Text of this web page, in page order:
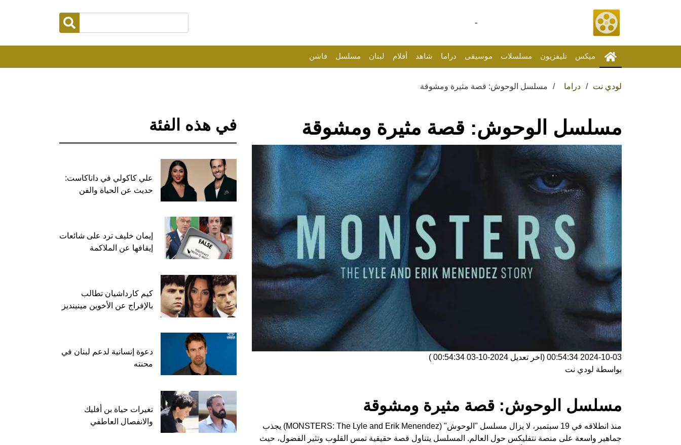
-
ميكس تليفزيون مسلسلات موسيقى دراما شاهد أفلام لبنان مسلسل فاشن
لودي نت دراما مسلسل الوحوش: قصة مثيرة ومشوقة
مسلسل الوحوش: قصة مثيرة ومشوقة
2024-10-03 00:54:34 (اخر تعديل 2024-10-03 00:54:34
)
بواسطة لودي نت
مسلسل الوحوش: قصة مثيرة ومشوقة
منذ انطلاقه في 19 سبتمبر، لا يزال مسلسل "الوحوش" (MONSTERS: The Lyle and Erik Menendez) يجذب
جماهير واسعة على منصة نتفليكس حول العالم. المسلسل يتناول قصة حقيقية تمس القلوب وتثير الفضول، حيث
في هذه الفئة
علي كاكولي في داناكاست:
حديث عن الحياة والفن
إيمان خليف ترد على شائعات
إيقافها عن الملاكمة
كيم كارداشيان تطالب
بالإفراج عن الأخوين مينينديز
دعوة إنسانية لدعم لبنان في
محنته
تغيرات حياة بن أفليك
والانفصال العاطفي